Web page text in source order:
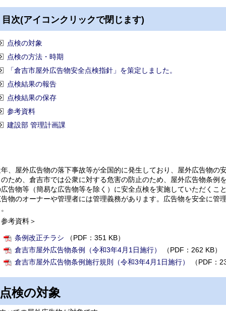
目次(アイコンクリックで閉じます)
点検の対象
点検の方法・時期
「倉吉市屋外広告物安全点検指針」を策定しました。
点検結果の報告
点検結果の保存
参考資料
建設部 管理計画課
、屋外広告物の落下事故等が全国的に発生しており、屋外広告物の
のため、倉吉市では公衆に対する危害の防止のため、屋外広告物条例
告物等（簡易な広告物等を除く）に安全点検を実施していただくこ
告物のオーナーや管理者には管理義務があります。広告物を安全に管
参考資料＞
条例改正チラシ （PDF：351 KB）
倉吉市屋外広告物条例（令和3年4月1日施行）
（PDF：262 KB）
倉吉市屋外広告物条例施行規則（令和3年4月1日施行）
（PDF：
点検の対象